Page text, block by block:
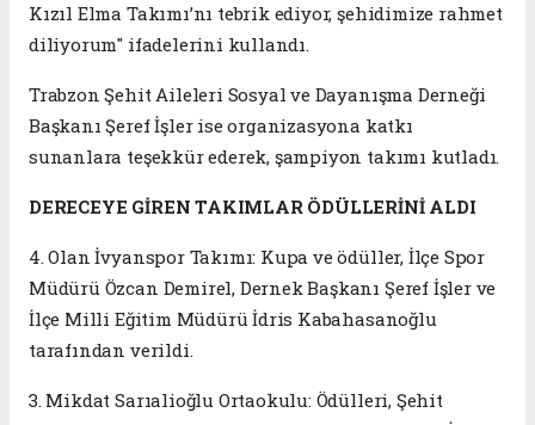
Kızıl Elma Takımı’nı tebrik ediyor, şehidimize rahmet
diliyorum" ifadelerini kullandı.
Trabzon Şehit Aileleri Sosyal ve Dayanışma Derneği
Başkanı Şeref İşler ise organizasyona katkı
sunanlara teşekkür ederek, şampiyon takımı kutladı.
DERECEYE GİREN TAKIMLAR ÖDÜLLERİNİ ALDI
4. Olan İvyanspor Takımı: Kupa ve ödüller, İlçe Spor
Müdürü Özcan Demirel, Dernek Başkanı Şeref İşler ve
İlçe Milli Eğitim Müdürü İdris Kabahasanoğlu
tarafından verildi.
3. Mikdat Sarıalioğlu Ortaokulu: Ödülleri, Şehit